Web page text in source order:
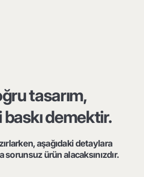
tasarım,
demektir.
aşağıdaki detaylara
ürün alacaksınızdır.